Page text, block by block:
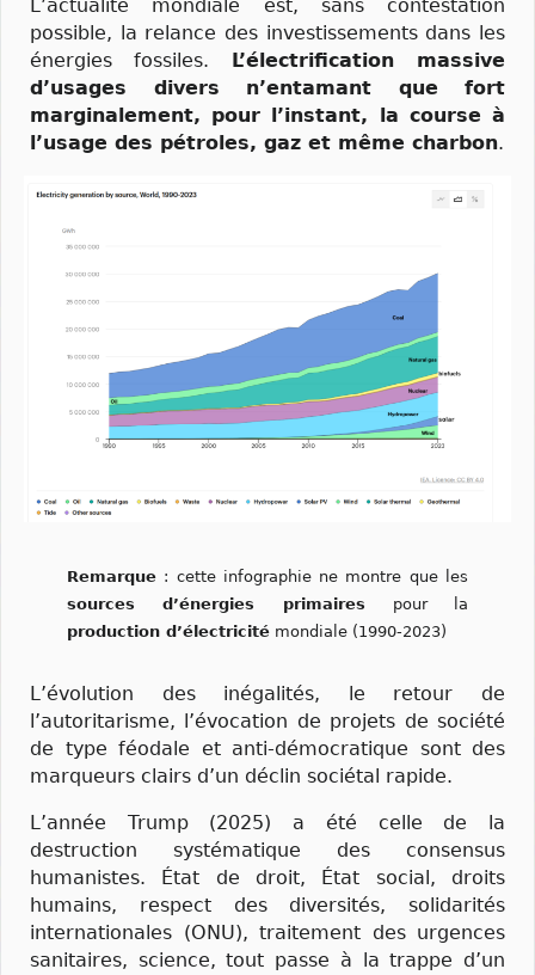
L’actualité mondiale est, sans contestation
possible, la relance des investissements dans les
énergies fossiles. L’électrification massive
d’usages divers n’entamant que fort
marginalement, pour l’instant, la course à
l’usage des pétroles, gaz et même charbon.
Remarque: cette infographie ne montre que les
sources d’énergies primaires pour la
production d’électricitémondiale (1990-2023)
L’évolution des inégalités, le retour de
l’autoritarisme, l’évocation de projets de société
de type féodale et anti-démocratique sont des
marqueurs clairs d’un déclin sociétal rapide.
L’année Trump (2025) a été celle de la
destruction systématique des consensus
humanistes. État de droit, État social, droits
humains, respect des diversités, solidarités
internationales (ONU), traitement des urgences
sanitaires, science, tout passe à la trappe d’un